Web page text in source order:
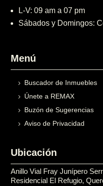
L-V: 09 am a 07 pm
Sábados y Domingos:
Menú
Buscador de Inmuebles
Únete a REMAX
Buzón de Sugerencias
Aviso de Privacidad
Ubicación
Anillo Vial Fray Junípero
Residencial El Refugio,